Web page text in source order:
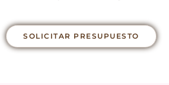
SOLICITAR PRESUPUESTO